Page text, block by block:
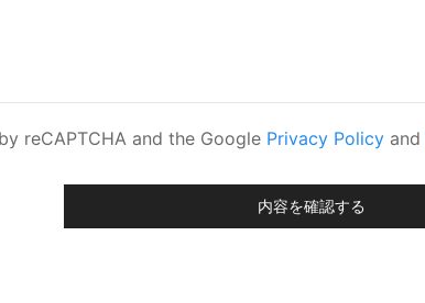
reCAPTCHA and the Google Privacy Policy and
内容を確認する